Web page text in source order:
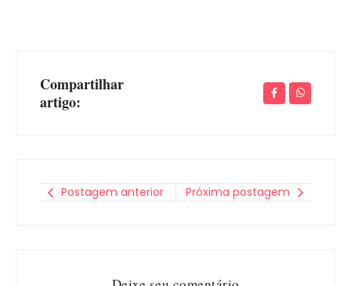
Compartilhar
artigo:
Postagem anterior Próxima postagem